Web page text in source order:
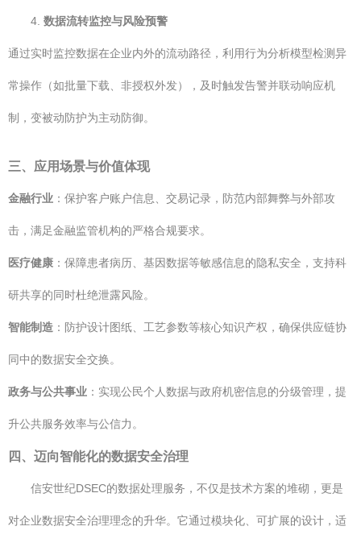
4. 数据流转监控与风险预警
通过实时监控数据在企业内外的流动路径，利用行为分析模型检测异
常操作（如批量下载、非授权外发），及时触发告警并联动响应机
制，变被动防护为主动防御。
三、应用场景与价值体现
金融行业 ：保护客户账户信息、交易记录，防范内部舞弊与外部攻
击，满足金融监管机构的严格合规要求。
医疗健康 ：保障患者病历、基因数据等敏感信息的隐私安全，支持科
研共享的同时杜绝泄露风险。
智能制造 ：防护设计图纸、工艺参数等核心知识产权，确保供应链协
同中的数据安全交换。
政务与公共事业 ：实现公民个人数据与政府机密信息的分级管理，提
升公共服务效率与公信力。
四、迈向智能化的数据安全治理
信安世纪DSEC的数据处理服务，不仅是技术方案的堆砌，更是
对企业数据安全治理理念的升华。它通过模块化、可扩展的设计，适